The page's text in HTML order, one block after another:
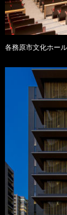
各務原市文化ホー